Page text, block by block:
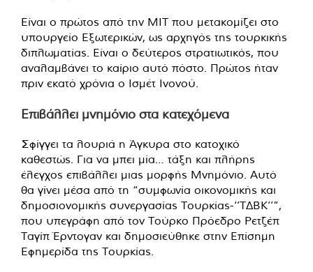
Είναι ο πρώτος από την ΜΙΤ που μετακομίζει στο
υπουργείο Εξωτερικών, ως αρχηγός της τουρκικής
διπλωματίας. Είναι ο δεύτερος στρατιωτικός, που
αναλαμβάνει το καίριο αυτό πόστο. Πρώτος ήταν
πριν εκατό χρόνια ο Ισμέτ Ινονού.
Επιβάλλει μνημόνιο στα κατεχόμενα
Σφίγγει τα λουριά η Άγκυρα στο κατοχικό
καθεστώς. Για να μπει μία… τάξη και πλήρης
έλεγχος επιβάλλει μιας μορφής Μνημόνιο. Αυτό
θα γίνει μέσα από τη “συμφωνία οικονομικής και
δημοσιονομικής συνεργασίας Τουρκίας-‘’ΤΔΒΚ’’”,
που υπεγράφη από τον Τούρκο Πρόεδρο Ρετζέπ
Ταγίπ Έρντογαν και δημοσιεύθηκε στην Επίσημη
Εφημερίδα της Τουρκίας.